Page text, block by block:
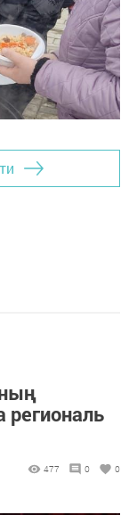
региональ
477 0 0